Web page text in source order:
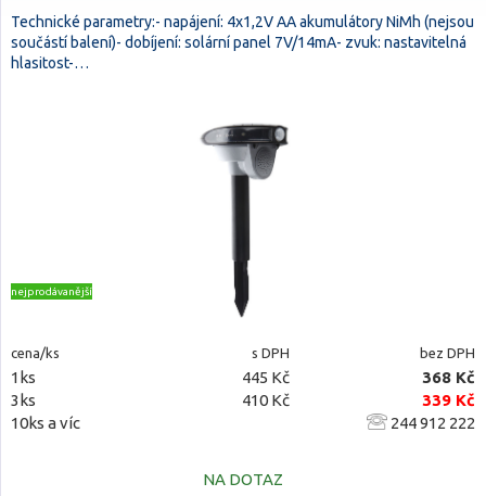
Technické parametry:- napájení: 4x1,2V AA akumulátory NiMh (nejsou
součástí balení)- dobíjení: solární panel 7V/14mA- zvuk: nastavitelná
hlasitost-…
nejprodávanější
cena/ks s DPH bez DPH
1ks 445 Kč
368 Kč
3ks
410 Kč
339 Kč
10ks a víc
244 912 222
NA DOTAZ